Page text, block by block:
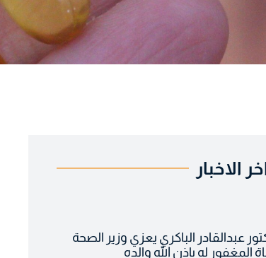
الاخبار
عبدالقادر الباكري يعزي وزير الصحة
المغفور له بإذن الله والده